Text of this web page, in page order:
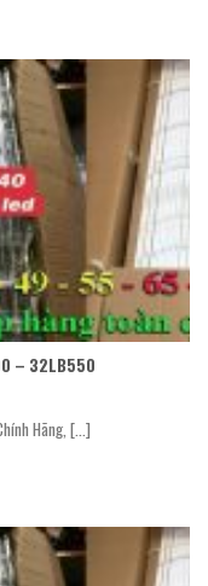
– 32LB550
Hãng, [...]